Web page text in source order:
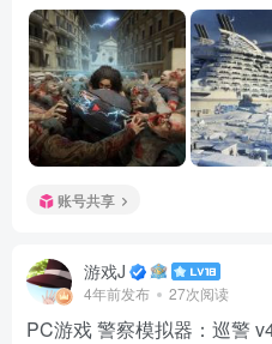
账号共享
游戏J
4年前发布 27次阅读
PC游戏 警察模拟器：巡警